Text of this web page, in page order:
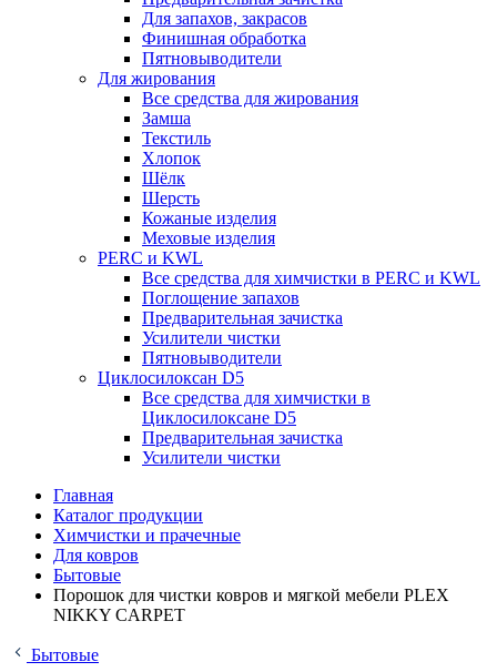
Для запахов, закрасов
Финишная обработка
Пятновыводители
Для жирования
Все средства для жирования
Замша
Текстиль
Хлопок
Шёлк
Шерсть
Кожаные изделия
Меховые изделия
PERC и KWL
Все средства для химчистки в PERC и KWL
Поглощение запахов
Предварительная зачистка
Усилители чистки
Пятновыводители
Циклосилоксан D5
Все средства для химчистки в
Циклосилоксане D5
Предварительная зачистка
Усилители чистки
Главная
Каталог продукции
Химчистки и прачечные
Для ковров
Бытовые
Порошок для чистки ковров и мягкой мебели PLEX
NIKKY CARPET
Бытовые